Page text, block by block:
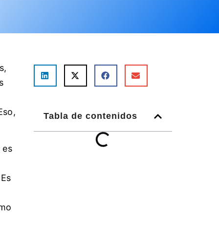
es
Tabla de contenidos